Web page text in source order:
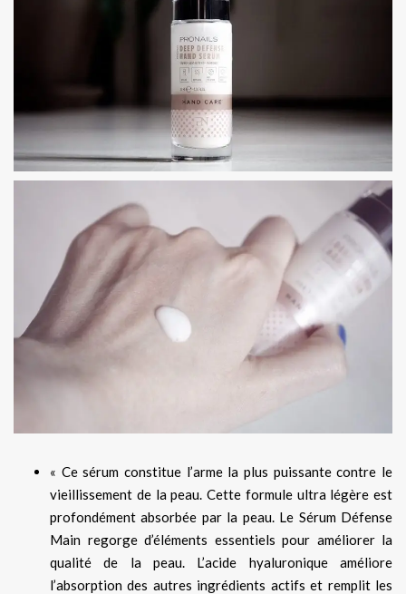
« Ce sérum constitue l’arme la plus puissante contre le
vieillissement de la peau. Cette formule ultra légère est
profondément absorbée par la peau. Le Sérum Défense
Main regorge d’éléments essentiels pour améliorer la
qualité de la peau. L’acide hyaluronique améliore
l’absorption des autres ingrédients actifs et remplit les